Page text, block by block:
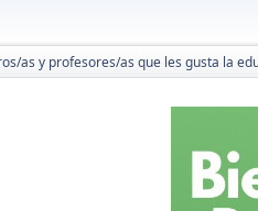
as y profesores/as que les gusta la